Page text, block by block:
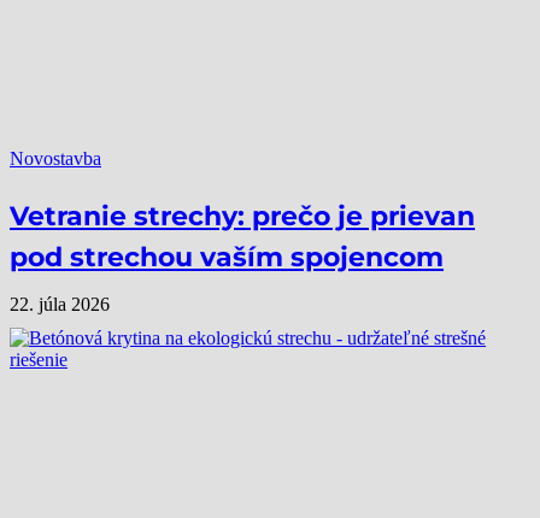
Novostavba
Vetranie strechy: prečo je prievan
pod strechou vaším spojencom
22. júla 2026